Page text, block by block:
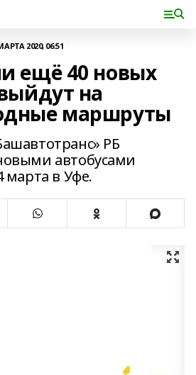
2020, 06:51
ещё 40 новых
на
маршруты
РБ
автобусами
марта в Уфе.